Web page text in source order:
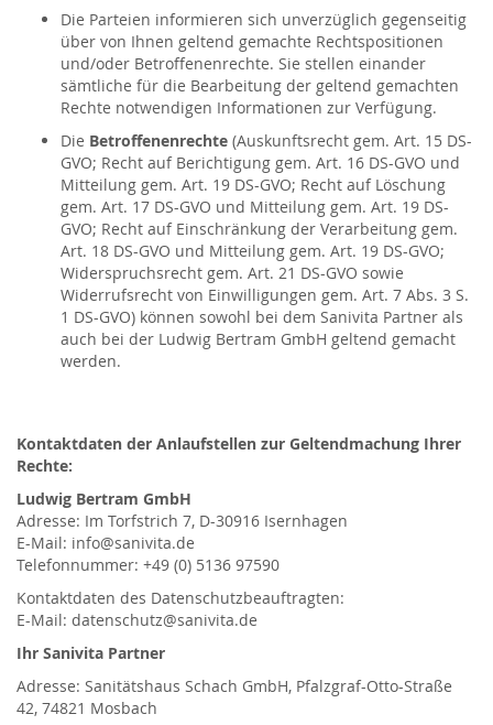
Die Parteien informieren sich unverzüglich gegenseitig
über von Ihnen geltend gemachte Rechtspositionen
und/oder Betroffenenrechte. Sie stellen einander
sämtliche für die Bearbeitung der geltend gemachten
Rechte notwendigen Informationen zur Verfügung.
Die Betroffenenrechte (Auskunftsrecht gem. Art. 15 DS-
GVO; Recht auf Berichtigung gem. Art. 16 DS-GVO und
Mitteilung gem. Art. 19 DS-GVO; Recht auf Löschung
gem. Art. 17 DS-GVO und Mitteilung gem. Art. 19 DS-
GVO; Recht auf Einschränkung der Verarbeitung gem.
Art. 18 DS-GVO und Mitteilung gem. Art. 19 DS-GVO;
Widerspruchsrecht gem. Art. 21 DS-GVO sowie
Widerrufsrecht von Einwilligungen gem. Art. 7 Abs. 3 S.
1 DS-GVO) können sowohl bei dem Sanivita Partner als
auch bei der Ludwig Bertram GmbH geltend gemacht
werden.
Kontaktdaten der Anlaufstellen zur Geltendmachung Ihrer
Rechte:
Ludwig Bertram GmbH
Adresse: Im Torfstrich 7, D-30916 Isernhagen
E-Mail: info@sanivita.de
Telefonnummer: +49 (0) 5136 97590
Kontaktdaten des Datenschutzbeauftragten:
E-Mail: datenschutz@sanivita.de
Ihr Sanivita Partner
Adresse: Sanitätshaus Schach GmbH, Pfalzgraf-Otto-Straße
42, 74821 Mosbach